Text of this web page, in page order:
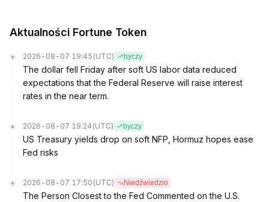
Aktualności Fortune Token
2026-08-07 19:45 (UTC) byczy
The dollar fell Friday after soft US labor data reduced
expectations that the Federal Reserve will raise interest
rates in the near term.
2026-08-07 19:24 (UTC) byczy
US Treasury yields drop on soft NFP, Hormuz hopes ease
Fed risks
2026-08-07 17:50 (UTC) Niedźwiedzio
The Person Closest to the Fed Commented on the U.S.